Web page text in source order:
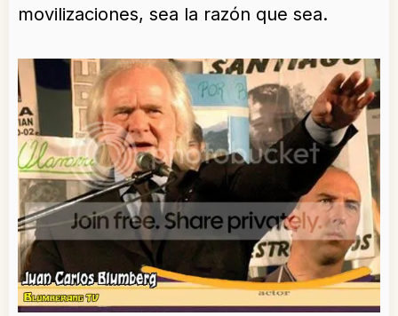
movilizaciones, sea la razón que sea.